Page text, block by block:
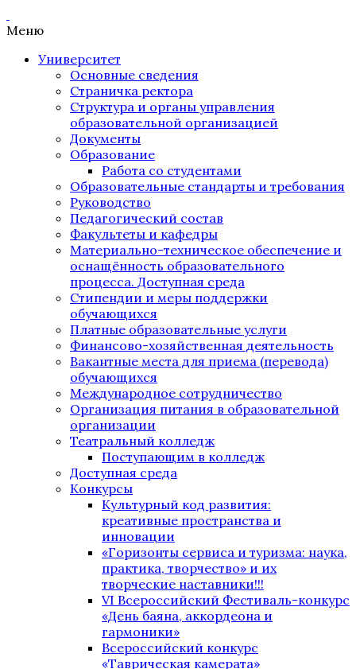
Меню
Университет
Основные сведения
Страничка ректора
Структура и органы управления
образовательной организацией
Документы
Образование
Работа со студентами
Образовательные стандарты и требования
Руководство
Педагогический состав
Факультеты и кафедры
Материально-техническое обеспечение и
оснащённость образовательного
процесса. Доступная среда
Стипендии и меры поддержки
обучающихся
Платные образовательные услуги
Финансово-хозяйственная деятельность
Вакантные места для приема (перевода)
обучающихся
Международное сотрудничество
Организация питания в образовательной
организации
Театральный колледж
Поступающим в колледж
Доступная среда
Конкурсы
Культурный код развития:
креативные пространства и
инновации
«Горизонты сервиса и туризма: наука,
практика, творчество» и их
творческие наставники!!!
VI Всероссийский Фестиваль-конкурс
«День баяна, аккордеона и
гармоники»
Всероссийский конкурс
«Таврическая камерата»